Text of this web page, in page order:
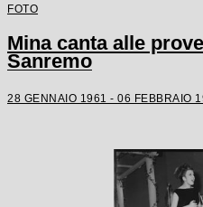
FOTO
Mina canta alle
Sanremo
28 GENNAIO 1961 - 06 FEBBRAIO